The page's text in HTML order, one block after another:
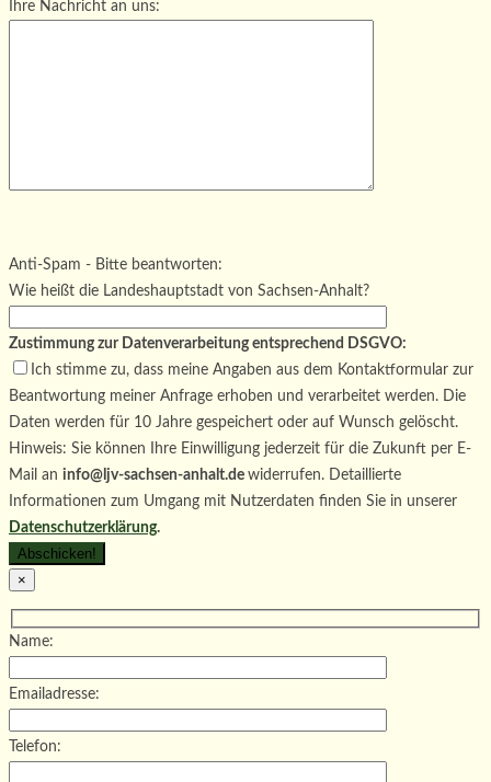
Ihre Nachricht an uns:
Bitte lasse dieses Feld leer.
Anti-Spam - Bitte beantworten:
Wie heißt die Landeshauptstadt von Sachsen-Anhalt?
Zustimmung zur Datenverarbeitung entsprechend DSGVO:
Ich stimme zu, dass meine Angaben aus dem Kontaktformular zur
Beantwortung meiner Anfrage erhoben und verarbeitet werden. Die
Daten werden für 10 Jahre gespeichert oder auf Wunsch gelöscht.
Hinweis: Sie können Ihre Einwilligung jederzeit für die Zukunft per E-
Mail an info@ljv-sachsen-anhalt.de widerrufen. Detaillierte
Informationen zum Umgang mit Nutzerdaten finden Sie in unserer
Datenschutzerklärung.
×
Name:
Emailadresse:
Telefon: